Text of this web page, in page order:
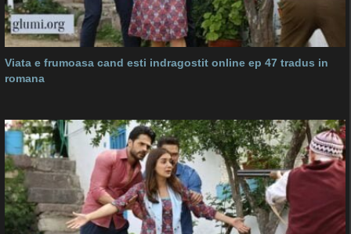
Viata e frumoasa cand esti indragostit online ep 47 tradus in
romana